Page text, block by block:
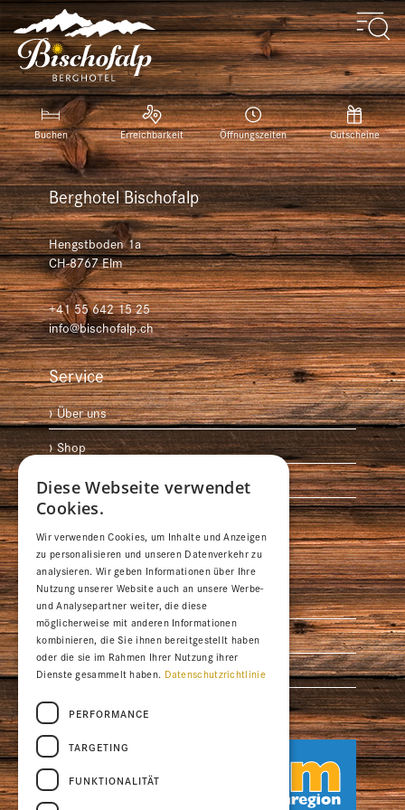
Buchen Erreichbarkeit Öffnungszeiten Gutscheine
Berghotel Bischofalp
Hengstboden 1a
CH-8767Elm
+41 55 642 15 25
info@bischofalp.ch
Service
Über uns
Shop
Anreise
Medien
Ferienregionen
Braunwald
Elm Ferienregion
Glarus
Glarusnord Walensee



Diese Webseite verwendet
Cookies.
Wir verwenden Cookies, um Inhalte und Anzeigen
zu personalisieren und unseren Datenverkehr zu
analysieren. Wir geben Informationen über Ihre
Nutzung unserer Website auch an unsere Werbe-
und Analysepartner weiter, die diese
möglicherweise mit anderen Informationen
kombinieren, die Sie ihnen bereitgestellt haben
oder die sie im Rahmen Ihrer Nutzung ihrer
Dienste gesammelt haben. Datenschutzrichtlinie
PERFORMANCE
TARGETING
FUNKTIONALITÄT